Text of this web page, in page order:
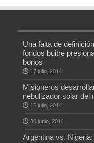
Una falta de
fondos buitre
bonos
17 julio, 2014
Misioneros
nebulizador solar del
15 julio, 2014
30 junio, 2014
Argentina vs.